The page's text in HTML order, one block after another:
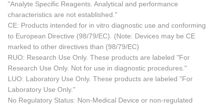
"Analyte Specific Reagents. Analytical and performance
characteristics are not established."
CE: Products intended for in vitro diagnostic use and conforming
to European Directive (98/79/EC). (Note: Devices may be CE
marked to other directives than (98/79/EC)
RUO: Research Use Only. These products are labeled "For
Research Use Only. Not for use in diagnostic procedures."
LUO: Laboratory Use Only. These products are labeled "For
Laboratory Use Only."
No Regulatory Status: Non-Medical Device or non-regulated